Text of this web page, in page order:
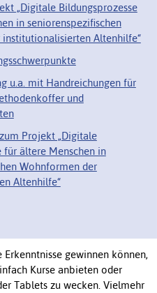
„Digitale Bildungsprozesse
in seniorenspezifischen
Altenhilfe“
u.a. mit Handreichungen für
und
Projekt „Digitale
für ältere Menschen in
Wohnformen der
Altenhilfe“
gewinnen können,
Kurse anbieten oder
Tablets zu wecken. Vielmehr